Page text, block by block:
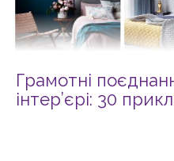
Грамотні
інтер’єрі: 30